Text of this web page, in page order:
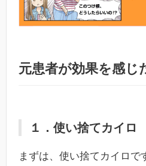
元患者が効果を感じ
１．使い捨てカイロ
まずは、使い捨てカイロで